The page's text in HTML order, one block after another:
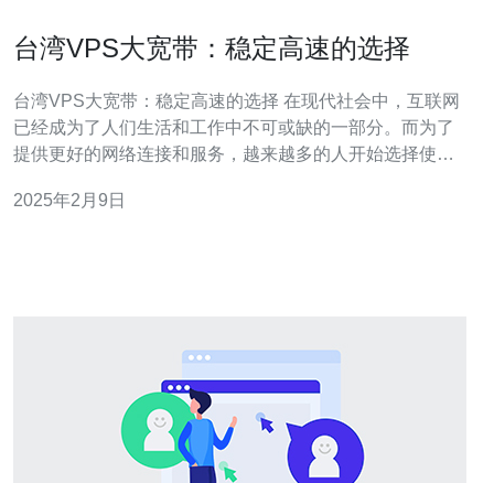
台湾VPS大宽带：稳定高速的选择
台湾VPS大宽带：稳定高速的选择 在现代社会中，互联网
已经成为了人们生活和工作中不可或缺的一部分。而为了
提供更好的网络连接和服务，越来越多的人开始选择使用
VPS大宽带成为了稳定高速的选择，受到了广大用户的青
2025年2月9日